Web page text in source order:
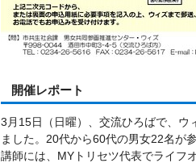
開催レポート
3月15日（日曜）、交流ひろばで、ウ
ました。20代から60代の男女22名が
講師には、MYトリセツ代表でライフ